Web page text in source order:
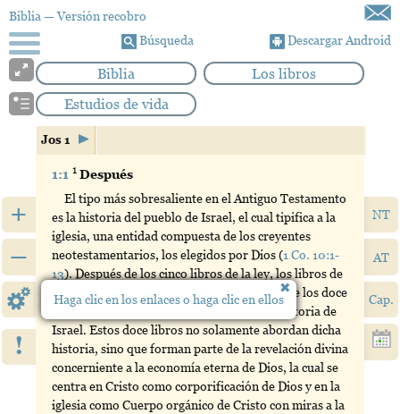
Biblia — Versión recobro
Búsqueda
Descargar Android
Biblia
Los libros
Estudios de vida
+
–
!
NT
AT
Cap.
Jos 1
1:11 Después
El tipo más sobresaliente en el Antiguo Testamento
es la historia del pueblo de Israel, el cual tipifica a la
iglesia, una entidad compuesta de los creyentes
neotestamentarios, los elegidos por Dios (1 Co. 10:1-
13). Después de los cinco libros de la ley, los libros de
Moisés, viene el libro de Josué, el primero de los doce
libros —de Josué a Ester— que relatan la historia de
Israel. Estos doce libros no solamente abordan dicha
historia, sino que forman parte de la revelación divina
concerniente a la economía eterna de Dios, la cual se
centra en Cristo como corporificación de Dios y en la
iglesia como Cuerpo orgánico de Cristo con miras a la
Haga clic en los enlaces o haga clic en ellos